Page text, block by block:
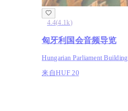
4.4(4.1k)
匈牙利国会音频导览
Hungarian Parliament Building
来自HUF 20